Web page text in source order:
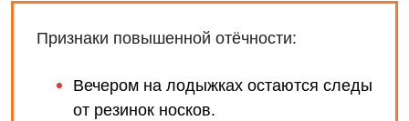
Признаки повышенной отёчности:
Вечером на лодыжках остаются следы
от резинок носков.